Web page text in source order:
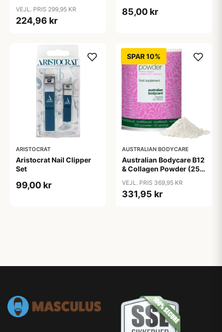
VEJL. PRIS 299,95 KR
224,96 kr
85,00 kr
ARISTOCRAT
Aristocrat Nail Clipper
Set
99,00 kr
SPAR 10%
AUSTRALIAN BODYCARE
Australian Bodycare B12
& Collagen Powder (250
VEJL. PRIS 369,95 KR
331,95 kr